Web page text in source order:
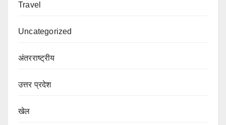
Travel
Uncategorized
अंतरराष्ट्रीय
उत्तर प्रदेश
खेल